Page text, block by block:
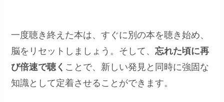
一度聴き終えた本は、すぐに別の本を聴き始め、
脳をリセットしましょう。そして、忘れた頃に再
び倍速で聴く ことで、新しい発見と同時に強固な
知識として定着させることができます。